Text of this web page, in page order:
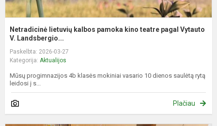
Netradicinė lietuvių kalbos pamoka kino teatre pagal Vytauto
V. Landsbergio...
Paskelbta: 2026-03-27
Kategorija: Aktualijos
Mūsų progimnazijos 4b klasės mokiniai vasario 10 dienos saulėtą rytą
leidosi į s...
Plačiau